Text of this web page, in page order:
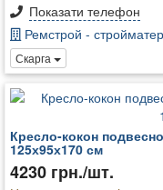
Показати телефон
Ремстрой -
Скарга
Кресло-кокон
125х95х170 см
4230 грн./шт.